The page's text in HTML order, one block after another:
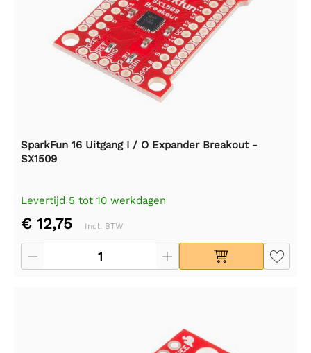
SparkFun 16 Uitgang I / O Expander Breakout -
SX1509
Levertijd 5 tot 10 werkdagen
€ 12,75 Incl. BTW